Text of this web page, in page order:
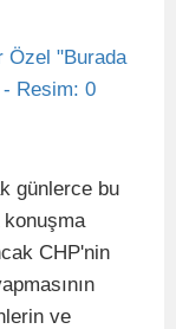
günlerce bu
konuşma
CHP'nin
ve